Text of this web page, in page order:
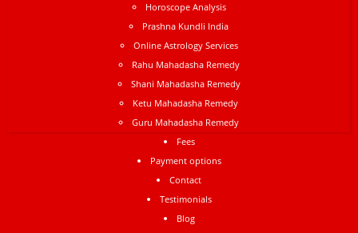
Horoscope Analysis
Prashna Kundli India
Online Astrology Services
Rahu Mahadasha Remedy
Shani Mahadasha Remedy
Ketu Mahadasha Remedy
Guru Mahadasha Remedy
Fees
Payment options
Contact
Testimonials
Blog